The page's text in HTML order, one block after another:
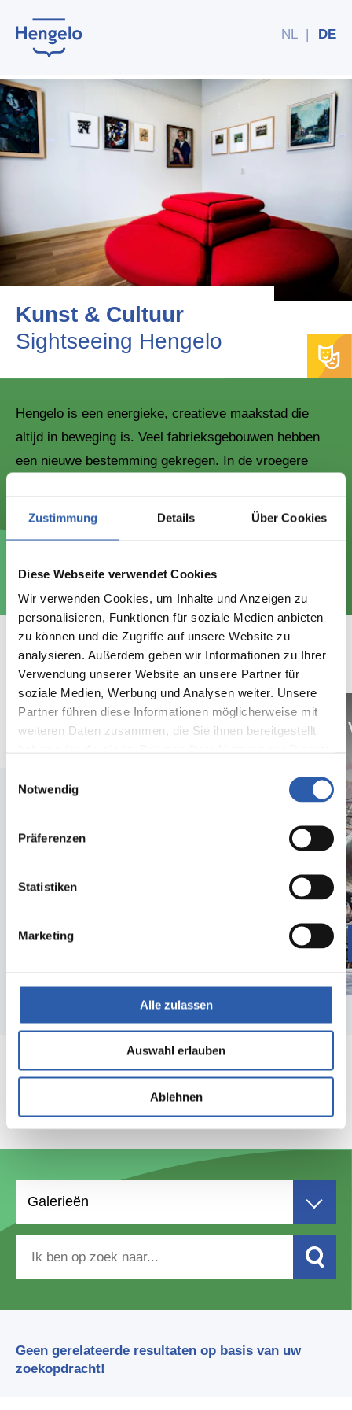
Zustimmung Details Über Cookies
Diese Webseite verwendet Cookies
Wir verwenden Cookies, um Inhalte und Anzeigen zu
personalisieren, Funktionen für soziale Medien anbieten
zu können und die Zugriffe auf unsere Website zu
analysieren. Außerdem geben wir Informationen zu Ihrer
Verwendung unserer Website an unsere Partner für
soziale Medien, Werbung und Analysen weiter. Unsere
Partner führen diese Informationen möglicherweise mit
weiteren Daten zusammen, die Sie ihnen bereitgestellt
Notwendig
Präferenzen
Statistiken
Marketing
Alle zulassen
Auswahl erlauben
Ablehnen
NL | DE
Kunst & Cultuur
Sightseeing Hengelo
Hengelo is een energieke, creatieve maakstad die
altijd in beweging is. Veel fabrieksgebouwen hebben
een nieuwe bestemming gekregen. In de vroegere
te vinden.
Bekijk het!
Ontdek Oyfo & Museum Hengelo
Lees meer
Waar ben je naar op zoek?
Galerieën
Geen gerelateerde resultaten op basis van uw
zoekopdracht!